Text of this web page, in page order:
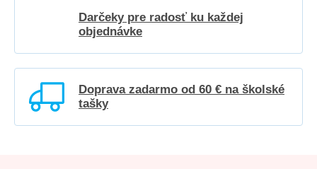
Darčeky pre radosť ku každej
objednávke
Doprava zadarmo od 60 € na školské
tašky